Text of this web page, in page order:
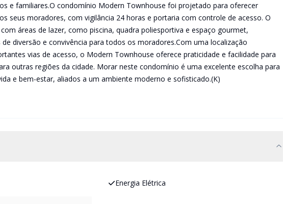
e familiares.O condomínio Modern Townhouse foi projetado para oferecer
seus moradores, com vigilância 24 horas e portaria com controle de acesso. O
áreas de lazer, como piscina, quadra poliesportiva e espaço gourmet,
diversão e convivência para todos os moradores.Com uma localização
vias de acesso, o Modern Townhouse oferece praticidade e facilidade para
outras regiões da cidade. Morar neste condomínio é uma excelente escolha para
e bem-estar, aliados a um ambiente moderno e sofisticado.(K)
Energia Elétrica